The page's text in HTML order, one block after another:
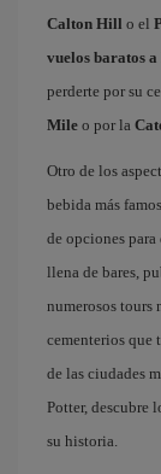
Calton Hill o el
vuelos baratos
perderte por su
Mile o por la
Otro de los
bebida más
de opciones
llena de bares,
numerosos tours
cementerios que
de las ciudades
Potter, descubre
su historia.